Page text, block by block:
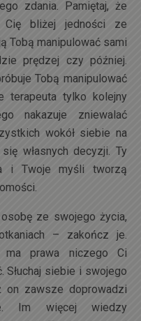
zdania. Pamiętaj, że
Cię bliżej jedności ze
Tobą manipulować sami
prędzej czy później.
Tobą manipulować
tylko kolejny
nakazuje zniewalać
wokół siebie na
własnych decyzji. Ty
i Twoje myśli tworzą
ze swojego życia,
– zakończ je.
ma prawa niczego Ci
siebie i swojego
on zawsze doprowadzi
Im więcej wiedzy